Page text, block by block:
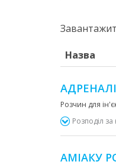
Назва
Розчин для
Розподіл за
АМІАКУ